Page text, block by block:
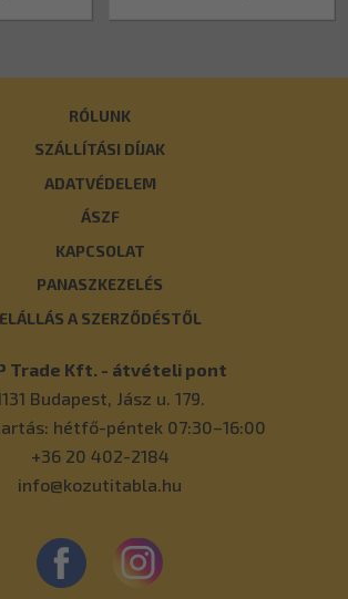
RÓLUNK
SZÁLLÍTÁSI DÍJAK
ADATVÉDELEM
ÁSZF
KAPCSOLAT
PANASZKEZELÉS
ELÁLLÁS A SZERZŐDÉSTŐL
Trade Kft. - átvételi pont
Budapest, Jász u. 179.
hétfő-péntek 07:30–16:00
+36 20 402-2184
info@kozutitabla.hu